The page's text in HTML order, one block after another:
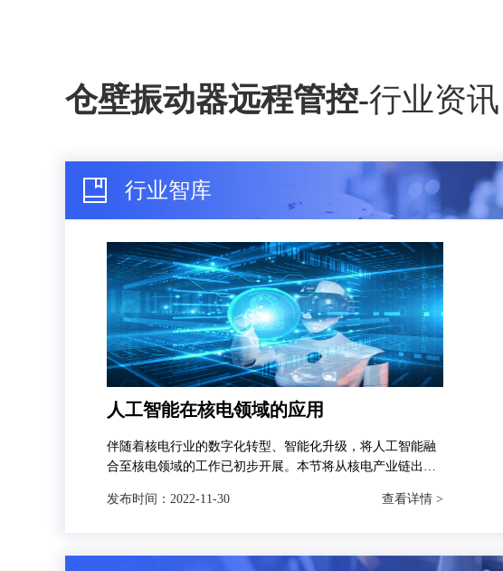
仓壁振动器远程管控-行业资讯
行业智库
人工智能在核电领域的应用
伴随着核电行业的数字化转型、智能化升级，将人工智能融
合至核电领域的工作已初步开展。本节将从核电产业链出
和智能运维4个场景下的典型应用进行介绍。
发布时间： 2022-11-30 查看详情 >